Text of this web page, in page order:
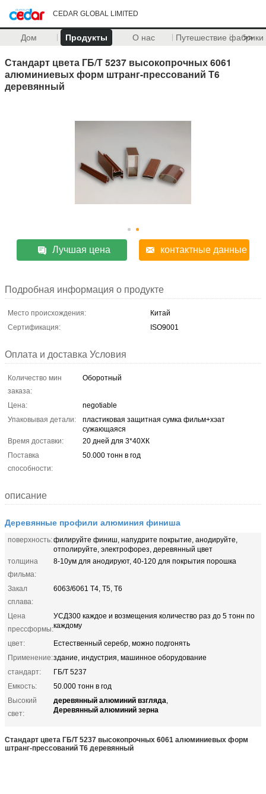
CEDAR GLOBAL LIMITED
Дом Продукты О нас Путешествие фабрики
>>
Стандарт цвета ГБ/Т 5237 высокопрочных 6061
алюминиевых форм штранг-прессований Т6
деревянный
Лучшая цена контактные данные
Подробная информация о продукте
Место происхождения:
Китай
Сертификация:
ISO9001
Оплата и доставка Условия
Количество мин
заказа:
Оборотный
Цена:
negotiable
Упаковывая детали:
пластиковая защитная сумка фильм+хэат
сужающаяся
Время доставки:
20 дней для 3*40ХК
Поставка
способности:
50.000 тонн в год
описание
Деревянные профили алюминия финиша
поверхность:филируйте финиш, напудрите покрытие, анодируйте,
отполируйте, электрофорез, деревянный цвет
толщина
фильма:
8-10ум для анодируют, 40-120 для покрытия порошка
Закал
сплава:
6063/6061 Т4, Т5, Т6
Цена
прессформы:
УСД300 каждое и возмещения количество раз до 5 тонн по
каждому
цвет:
Естественный серебр, можно подгонять
Применение:здание, индустрия, машинное оборудование
стандарт:
ГБ/Т 5237
Емкость:
50.000 тонн в год
Высокий
свет:
деревянный алюминий взгляда,
Деревянный алюминий зерна
Стандарт цвета ГБ/Т 5237 высокопрочных 6061 алюминиевых форм
штранг-прессований Т6 деревянный